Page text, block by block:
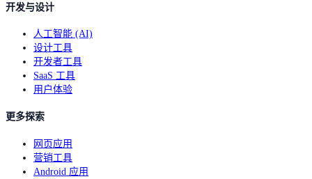
开发与设计
人工智能 (AI)
设计工具
开发者工具
SaaS 工具
用户体验
更多探索
网页应用
营销工具
Android 应用